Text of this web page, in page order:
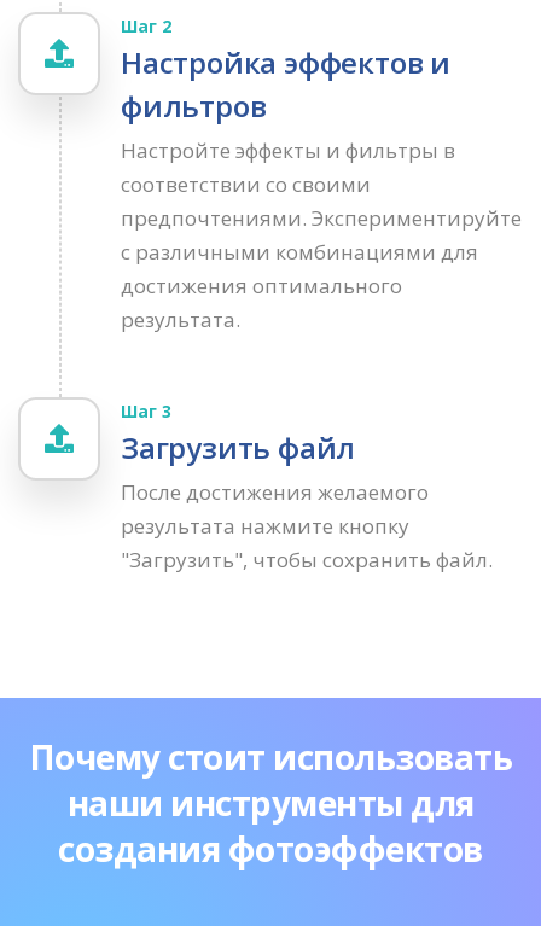
Шаг 2
Настройка эффектов и
фильтров
Настройте эффекты и фильтры в
соответствии со своими
предпочтениями. Экспериментируйте
с различными комбинациями для
достижения оптимального
результата.
Шаг 3
Загрузить файл
После достижения желаемого
результата нажмите кнопку
"Загрузить", чтобы сохранить файл.
Почему стоит использовать
наши инструменты для
создания фотоэффектов